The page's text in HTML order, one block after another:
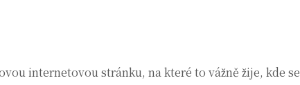
internetovou stránku, na které to vážně žije, kde